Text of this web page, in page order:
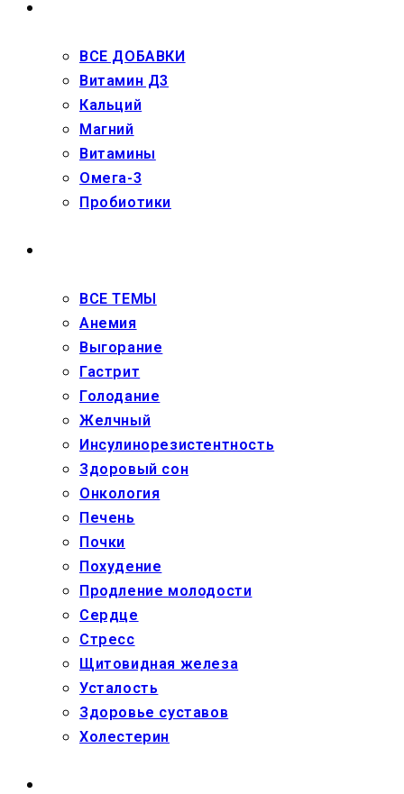
ВСЕ ДОБАВКИ
Витамин Д3
Кальций
Магний
Витамины
Омега-3
Пробиотики
ВСЕ ТЕМЫ
Анемия
Выгорание
Гастрит
Голодание
Желчный
Инсулинорезистентность
Здоровый сон
Онкология
Печень
Почки
Похудение
Продление молодости
Сердце
Стресс
Щитовидная железа
Усталость
Здоровье суставов
Холестерин